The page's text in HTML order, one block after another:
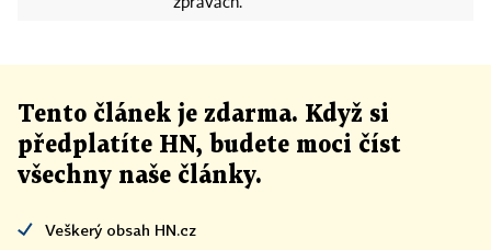
zprávách.
Tento článek je zdarma. Když si
předplatíte HN, budete moci číst
všechny naše články.
Veškerý obsah HN.cz